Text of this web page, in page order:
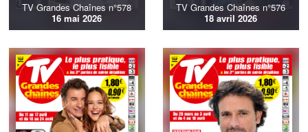
TV Grandes Chaînes n°578
16 mai 2026
TV Grandes Chaînes n°576
18 avril 2026